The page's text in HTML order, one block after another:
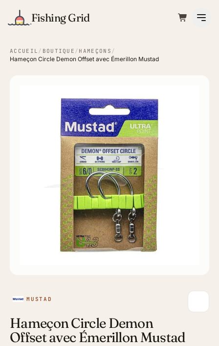
Fishing Grid
ACCUEIL / BOUTIQUE / HAMEÇONS /
Hameçon Circle Demon Offset avec Émerillon Mustad
MUSTAD
Hameçon Circle Demon
Offset avec Émerillon Mustad